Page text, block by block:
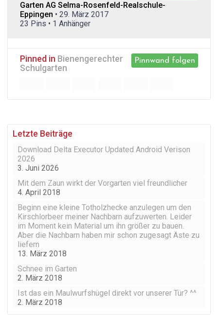
Garten AG Selma-Rosenfeld-Realschule-
Eppingen • 29. März 2017
23 Pins • 1 Anhänger
Pinnwand folgen
Pinned in Bienengerechter
Schulgarten
Letzte Beiträge
Download Delta Executor Updated Android Verison
2026
3. Juni 2026
Mit dem Zaun wirkt der Vorgarten viel freundlicher
4. April 2018
Beginn eine kleine Totholzhecke anzulegen um den
Kirschlorbeer meiner Nachbarn aufzuwerten. Leider
im Moment kein Material um ihn größer zu bauen.
Aber die Nachbarn haben mir schon zugesagt Äste zu
liefern
13. März 2018
Schnee im Garten
2. März 2018
Ist das ein Maulwurfshügel direkt vor unserer Tür? ^^
2. März 2018